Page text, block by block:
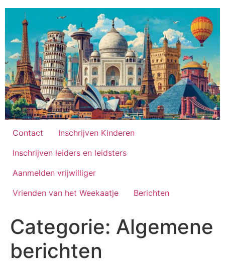
Ga
inhoud
Contact
Inschrijven Kinderen
Inschrijven leiders en leidsters
Aanmelden vrijwilliger
Vrienden van het Weekaatje
Berichten
Categorie: Algemene
berichten